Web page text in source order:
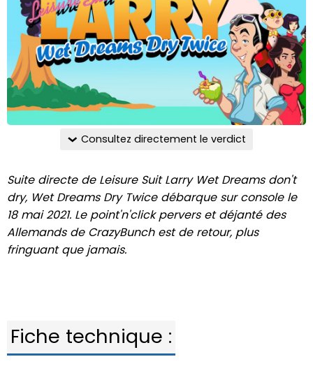
Consultez directement le verdict
Suite directe de Leisure Suit Larry Wet Dreams don't
dry, Wet Dreams Dry Twice débarque sur console le
18 mai 2021. Le point'n'click pervers et déjanté des
Allemands de CrazyBunch est de retour, plus
fringuant que jamais.
Fiche technique :